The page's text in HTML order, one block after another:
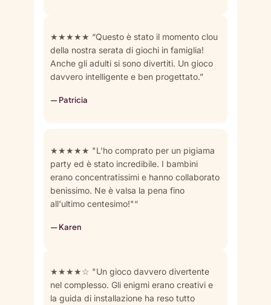
★★★★★ “Questo è stato il momento clou
della nostra serata di giochi in famiglia!
Anche gli adulti si sono divertiti. Un gioco
davvero intelligente e ben progettato.”
— Patricia
★★★★★ "L'ho comprato per un pigiama
party ed è stato incredibile. I bambini
erano concentratissimi e hanno collaborato
benissimo. Ne è valsa la pena fino
all'ultimo centesimo!"“
— Karen
★★★★☆ "Un gioco davvero divertente
nel complesso. Gli enigmi erano creativi e
la guida di installazione ha reso tutto